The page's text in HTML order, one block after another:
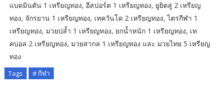
แบดมินตัน 1 เหรียญทอง, อีสปอร์ต 1 เหรียญทอง, ยูยิตสู 2 เหรียญ
ทอง, จักรยาน 1 เหรียญทอง, เทควันโด 2 เหรียญทอง, ไตรกีฬา 1
เหรียญทอง, มวยปล้ำ 1 เหรียญทอง, ยกน้ำหนัก 1 เหรียญทอง, เท
คบอล 2 เหรียญทอง, มวยสากล 1 เหรียญทอง และ มวยไทย 5 เหรียญ
ทอง
Tags # กีฬา